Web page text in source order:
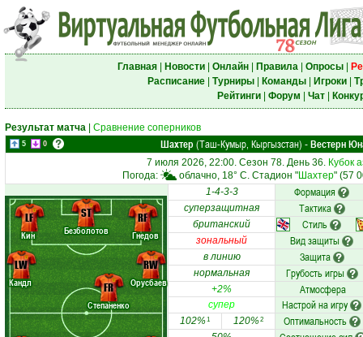
Главная| Новости| Онлайн| Правила| Опросы|
Расписание| Турниры| Команды| Игроки|
Рейтинги| Форум Чат|
Результат матча Сравнение соперников
5 0 Шахтер(Таш-Кумыр, Кыргызстан) - Вестерн
7 июля 2026, 22:00. Сезон 78. День 36. Кубок
Погода:
облачно, 18° C. Стадион "Шахтер" (57
Кандл
Степаненко
Орусбаев
Кин Безболотов Гнедов
LW
FR
RW
LF ST RF
1-4-3-3 Формация
суперзащитная Тактика
британский Стиль
зональный Вид защиты
в линию Защита
нормальная Грубость игры
+2% Атмосфера
супер Настрой на игру
102%1 120%2 Оптимальность